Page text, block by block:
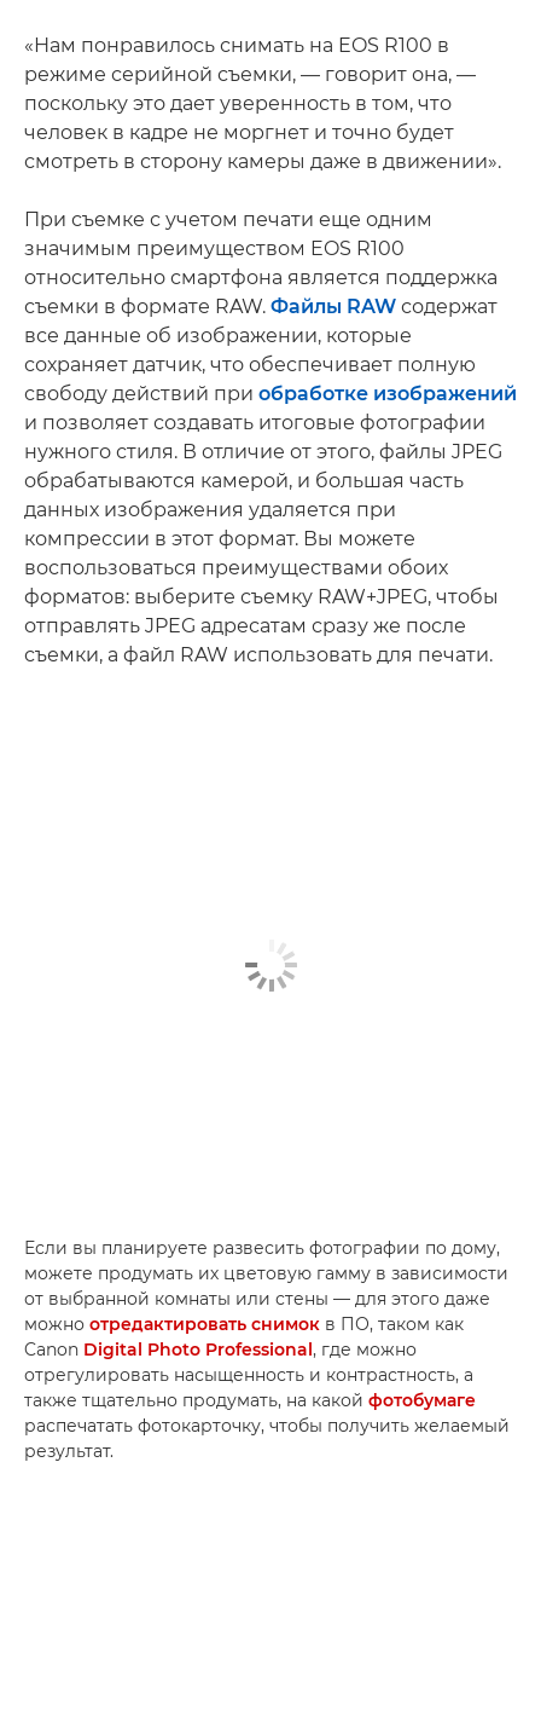
«Нам понравилось снимать на EOS R100 в
режиме серийной съемки, — говорит она, —
поскольку это дает уверенность в том, что
человек в кадре не моргнет и точно будет
смотреть в сторону камеры даже в движении».
При съемке с учетом печати еще одним
значимым преимуществом EOS R100
относительно смартфона является поддержка
съемки в формате RAW. Файлы RAW содержат
все данные об изображении, которые
сохраняет датчик, что обеспечивает полную
свободу действий при обработке изображений
и позволяет создавать итоговые фотографии
нужного стиля. В отличие от этого, файлы JPEG
обрабатываются камерой, и большая часть
данных изображения удаляется при
компрессии в этот формат. Вы можете
воспользоваться преимуществами обоих
форматов: выберите съемку RAW+JPEG, чтобы
отправлять JPEG адресатам сразу же после
съемки, а файл RAW использовать для печати.
Если вы планируете развесить фотографии по дому,
можете продумать их цветовую гамму в зависимости
от выбранной комнаты или стены — для этого даже
можно отредактировать снимок в ПО, таком как
Canon Digital Photo Professional, где можно
отрегулировать насыщенность и контрастность, а
также тщательно продумать, на какой фотобумаге
распечатать фотокарточку, чтобы получить желаемый
результат.